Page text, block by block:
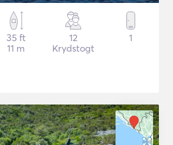
35 ft
11 m
12
Krydstogt
1